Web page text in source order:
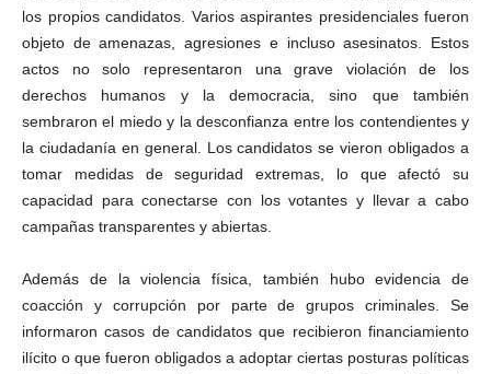
los propios candidatos. Varios aspirantes presidenciales fueron
objeto de amenazas, agresiones e incluso asesinatos. Estos
actos no solo representaron una grave violación de los
derechos humanos y la democracia, sino que también
sembraron el miedo y la desconfianza entre los contendientes y
la ciudadanía en general. Los candidatos se vieron obligados a
tomar medidas de seguridad extremas, lo que afectó su
capacidad para conectarse con los votantes y llevar a cabo
campañas transparentes y abiertas.
Además de la violencia física, también hubo evidencia de
coacción y corrupción por parte de grupos criminales. Se
informaron casos de candidatos que recibieron financiamiento
ilícito o que fueron obligados a adoptar ciertas posturas políticas